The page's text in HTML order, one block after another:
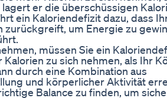
er die überschüssigen
ein Kaloriendefizit dazu, dass
zurückgreift, um Energie zu
müssen Sie ein
Kalorien zu sich nehmen, als Ihr
durch eine Kombination aus
und körperlicher Aktivität
Balance zu finden, um